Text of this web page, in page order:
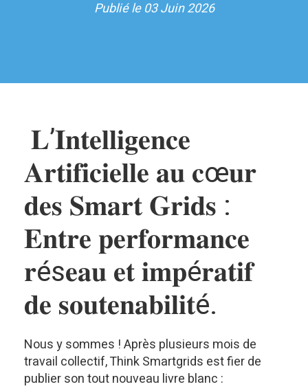
Publié le 03 Juin 2026
𝐋’𝐈𝐧𝐭𝐞𝐥𝐥𝐢𝐠𝐞𝐧𝐜𝐞
𝐀𝐫𝐭𝐢𝐟𝐢𝐜𝐢𝐞𝐥𝐥𝐞 𝐚𝐮 𝐜œ𝐮𝐫
𝐝𝐞𝐬 𝐒𝐦𝐚𝐫𝐭 𝐆𝐫𝐢𝐝𝐬 :
𝐄𝐧𝐭𝐫𝐞 𝐩𝐞𝐫𝐟𝐨𝐫𝐦𝐚𝐧𝐜𝐞
𝐫és𝐞𝐚𝐮 𝐞𝐭 𝐢𝐦𝐩é𝐫𝐚𝐭𝐢𝐟
𝐝𝐞 𝐬𝐨𝐮𝐭𝐞𝐧𝐚𝐛𝐢𝐥𝐢𝐭é.
Nous y sommes ! Après plusieurs mois de
travail collectif, Think Smartgrids est fier de
publier son tout nouveau livre blanc :